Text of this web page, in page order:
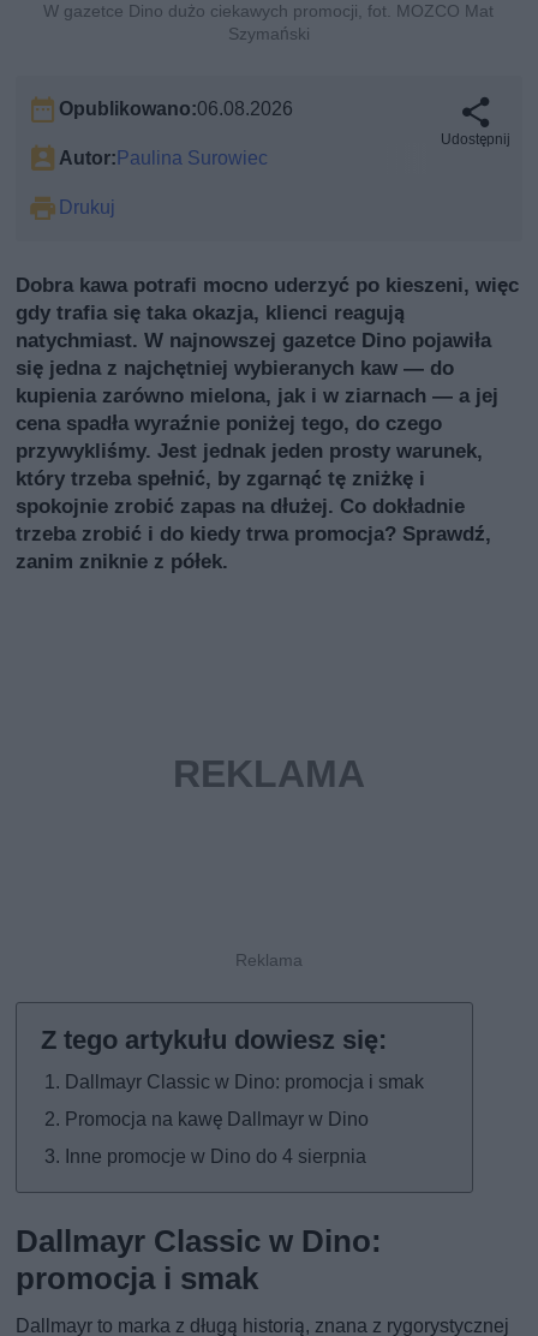
W gazetce Dino dużo ciekawych promocji, fot. MOZCO Mat
Szymański
Opublikowano:06.08.2026
Autor: Paulina Surowiec
Drukuj
Udostępnij
Dobra kawa potrafi mocno uderzyć po kieszeni, więc
gdy trafia się taka okazja, klienci reagują
natychmiast. W najnowszej gazetce Dino pojawiła
się jedna z najchętniej wybieranych kaw — do
kupienia zarówno mielona, jak i w ziarnach — a jej
cena spadła wyraźnie poniżej tego, do czego
przywykliśmy. Jest jednak jeden prosty warunek,
który trzeba spełnić, by zgarnąć tę zniżkę i
spokojnie zrobić zapas na dłużej. Co dokładnie
trzeba zrobić i do kiedy trwa promocja? Sprawdź,
zanim zniknie z półek.
Dallmayr Classic w Dino: promocja i smak
Promocja na kawę Dallmayr w Dino
Inne promocje w Dino do 4 sierpnia
Dallmayr Classic w Dino:
promocja i smak
Dallmayr to marka z długą historią, znana z rygorystycznej